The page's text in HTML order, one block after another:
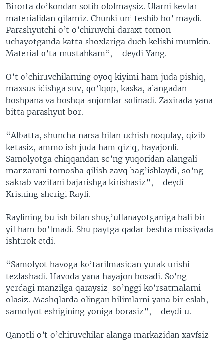
Birorta do’kondan sotib ololmaysiz. Ularni kevlar
materialidan qilamiz. Chunki uni teshib bo’lmaydi.
Parashyutchi o’t o’chiruvchi daraxt tomon
uchayotganda katta shoxlariga duch kelishi mumkin.
Material o’ta mustahkam”, - deydi Yang.
O’t o’chiruvchilarning oyoq kiyimi ham juda pishiq,
maxsus idishga suv, qo’lqop, kaska, alangadan
boshpana va boshqa anjomlar solinadi. Zaxirada yana
bitta parashyut bor.
“Albatta, shuncha narsa bilan uchish noqulay, qizib
ketasiz, ammo ish juda ham qiziq, hayajonli.
Samolyotga chiqqandan so’ng yuqoridan alangali
manzarani tomosha qilish zavq bag’ishlaydi, so’ng
sakrab vazifani bajarishga kirishasiz”, - deydi
Krisning sherigi Rayli.
Raylining bu ish bilan shug’ullanayotganiga hali bir
yil ham bo’lmadi. Shu paytga qadar beshta missiyada
ishtirok etdi.
“Samolyot havoga ko’tarilmasidan yurak urishi
tezlashadi. Havoda yana hayajon bosadi. So’ng
yerdagi manzilga qaraysiz, so’nggi ko’rsatmalarni
olasiz. Mashqlarda olingan bilimlarni yana bir eslab,
samolyot eshigining yoniga borasiz”, - deydi u.
Qanotli o’t o’chiruvchilar alanga markazidan xavfsiz